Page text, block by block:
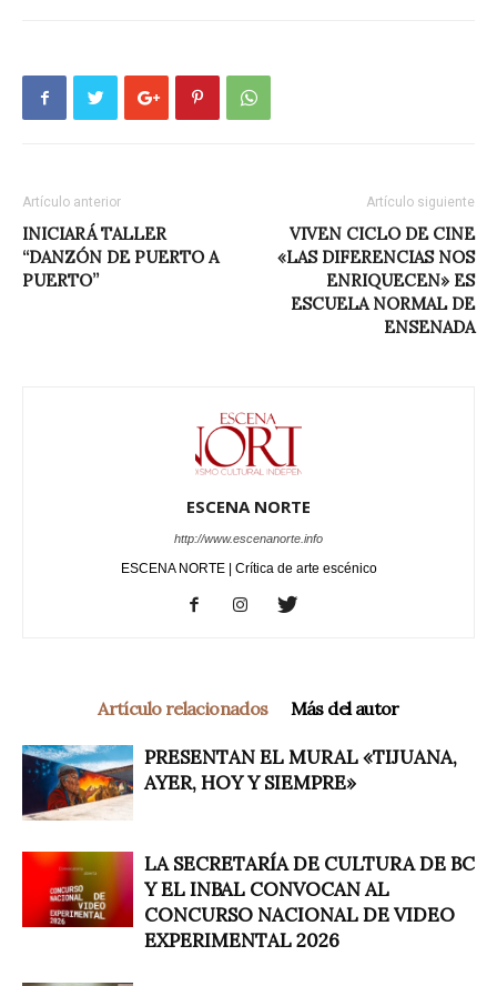
Artículo anterior
INICIARÁ TALLER
“DANZÓN DE PUERTO A
PUERTO”
Artículo siguiente
VIVEN CICLO DE CINE
«LAS DIFERENCIAS NOS
ENRIQUECEN» ES
ESCUELA NORMAL DE
ENSENADA
ESCENA NORTE
http://www.escenanorte.info
ESCENA NORTE | Crítica de arte escénico
Artículo relacionados Más del autor
PRESENTAN EL MURAL «TIJUANA,
AYER, HOY Y SIEMPRE»
LA SECRETARÍA DE CULTURA DE BC
Y EL INBAL CONVOCAN AL
CONCURSO NACIONAL DE VIDEO
EXPERIMENTAL 2026